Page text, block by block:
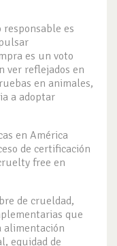
es
es un voto
ver reflejados en
en animales,
a adoptar
en América
de certificación
free en
de crueldad,
que
alimentación
equidad de